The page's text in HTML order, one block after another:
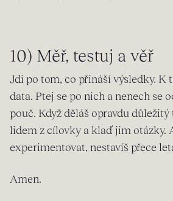
10) Měř, testuj a věř
Jdi po tom, co přináší výsledky. K
data. Ptej se po nich a nenech se
pouč. Když děláš opravdu
lidem z cílovky a klaď jim otázky.
experimentovat, nestavíš přece
Amen.